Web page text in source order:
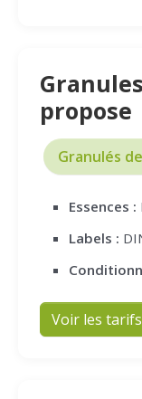
propose
Granulés
Essences :
Labels :
Voir les tarifs